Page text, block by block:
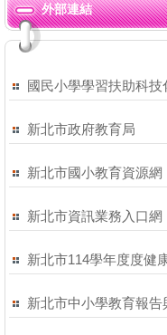
外部連結
國民小學學習扶助科技
新北市政府教育局
新北市國小教育資源網
新北市資訊業務入口網
新北市114學年度度健
新北市中小學教育報